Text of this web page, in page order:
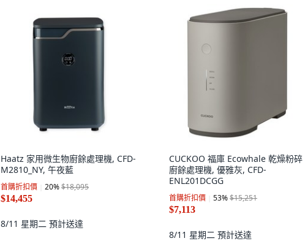
Haatz 家用微生物廚餘處理機, CFD-
M2810_NY, 午夜藍
首購折扣價 20%$18,095
$14,455
8/11 星期二 預計送達
CUCKOO 福庫 Ecowhale 乾燥粉碎
廚餘處理機, 優雅灰, CFD-
ENL201DCGG
首購折扣價 53%$15,251
$7,113
8/11 星期二 預計送達